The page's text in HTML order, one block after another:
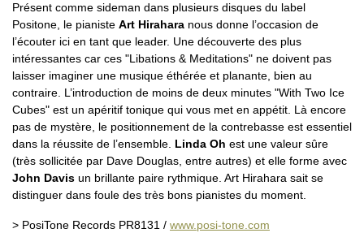
Présent comme sideman dans plusieurs disques du label
Positone, le pianiste Art Hirahara nous donne l’occasion de
l’écouter ici en tant que leader. Une découverte des plus
intéressantes car ces "Libations & Meditations" ne doivent pas
laisser imaginer une musique éthérée et planante, bien au
contraire. L’introduction de moins de deux minutes "With Two Ice
Cubes" est un apéritif tonique qui vous met en appétit. Là encore
pas de mystère, le positionnement de la contrebasse est essentiel
dans la réussite de l’ensemble. Linda Oh est une valeur sûre
(très sollicitée par Dave Douglas, entre autres) et elle forme avec
John Davis un brillante paire rythmique. Art Hirahara sait se
distinguer dans foule des très bons pianistes du moment.
> PosiTone Records PR8131 / www.posi-tone.com